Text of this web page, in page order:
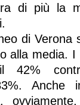
di più la
di Verona
alla media.
il 42%
Anche